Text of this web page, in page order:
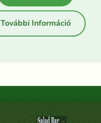
További Információ